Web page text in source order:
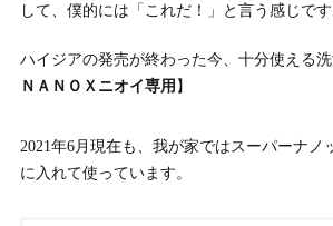
して、僕的には「これだ！」と言う感じです
ハイジアの発売が終わった今、十分使える
ＮＡＮＯＸニオイ専用 】
2021年6月現在も、我が家ではスーパーナノ
に入れて使っています。